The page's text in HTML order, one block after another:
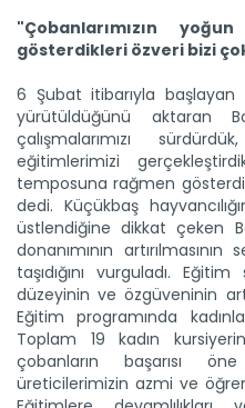
"Çobanlarımızın
gösterdikleri özveri bizi
6 Şubat itibarıyla
yürütüldüğünü aktaran
çalışmalarımızı
eğitimlerimizi
temposuna rağmen
dedi. Küçükbaş
üstlendiğine dikkat çeken
donanımının
taşıdığını vurguladı.
düzeyinin ve özgüveninin
Eğitim programında
Toplam 19 kadın
çobanların başarısı
üreticilerimizin azmi ve